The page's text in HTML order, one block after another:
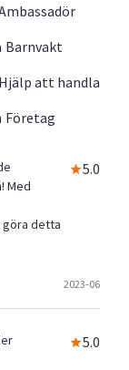
Barnvakt
Hjälp att handla
Företag
Med
detta
5.0
2023-06
5.0